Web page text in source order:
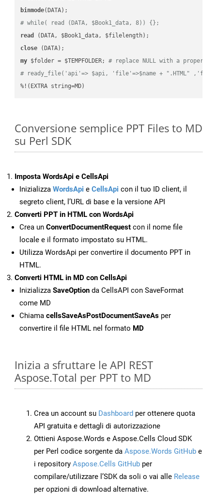
binmode
# while( read (DATA, $Book1_data, 8)) {};
read
close
my $folder = $TEMPFOLDER; # replace NULL with a proper
# ready_file('api'=> $api, 'file'=>$name + ".HTML"
%!(EXTRA string=MD)
Conversione semplice PPT Files to MD
su Perl SDK
Imposta WordsApi e CellsApi
Inizializza WordsApi e CellsApi con il tuo ID client, il
segreto client, l’URL di base e la versione API
Converti PPT in HTML con WordsApi
Crea un ConvertDocumentRequest con il nome file
locale e il formato impostato su HTML.
Utilizza WordsApi per convertire il documento PPT in
HTML.
Converti HTML in MD con CellsApi
Inizializza SaveOption da CellsAPI con SaveFormat
come MD
Chiama cellsSaveAsPostDocumentSaveAs per
convertire il file HTML nel formato MD
Inizia a sfruttare le API REST
Aspose.Total per PPT to MD
Crea un account su Dashboard per ottenere quota
API gratuita e dettagli di autorizzazione
Ottieni Aspose.Words e Aspose.Cells Cloud SDK
per Perl codice sorgente da Aspose.Words GitHub e
i repository Aspose.Cells GitHub per
compilare/utilizzare l’SDK da soli o vai alle Release
per opzioni di download alternative.